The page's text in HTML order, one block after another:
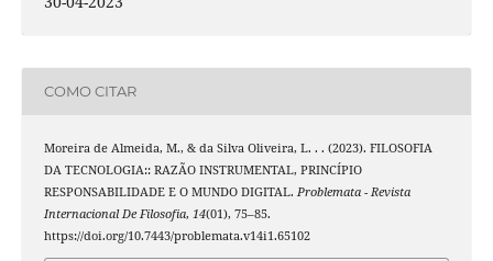
COMO CITAR
Moreira de Almeida, M., & da Silva Oliveira, L. . . (2023). FILOSOFIA
DA TECNOLOGIA:: RAZÃO INSTRUMENTAL, PRINCÍPIO
RESPONSABILIDADE E O MUNDO DIGITAL. Problemata - Revista
Internacional De Filosofia, 14(01), 75–85.
https://doi.org/10.7443/problemata.v14i1.65102